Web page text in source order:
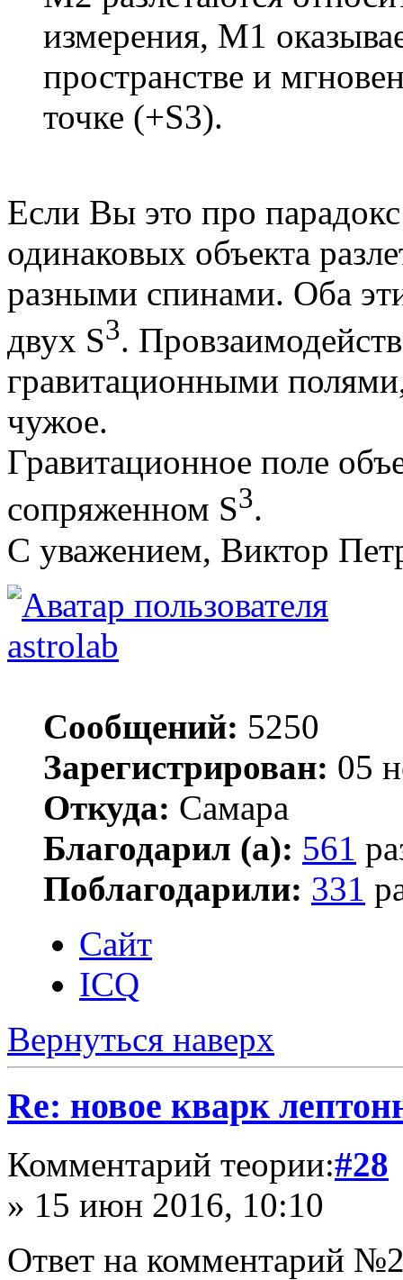
измерения, М1
пространстве и
точке (+S3).
Если Вы это про
одинаковых объекта
разными спинами. Оба
двух S3.
гравитационными
чужое.
Гравитационное поле
сопряженном S3.
С уважением, Виктор
astrolab
Сообщений: 5250
Зарегистрирован: 05
Откуда: Самара
Благодарил (а): 561
Поблагодарили: 331
Сайт
ICQ
Вернуться наверх
Re: новое кварк
Комментарий теории:#28
» 15 июн 2016, 10:10
Ответ на комментарий